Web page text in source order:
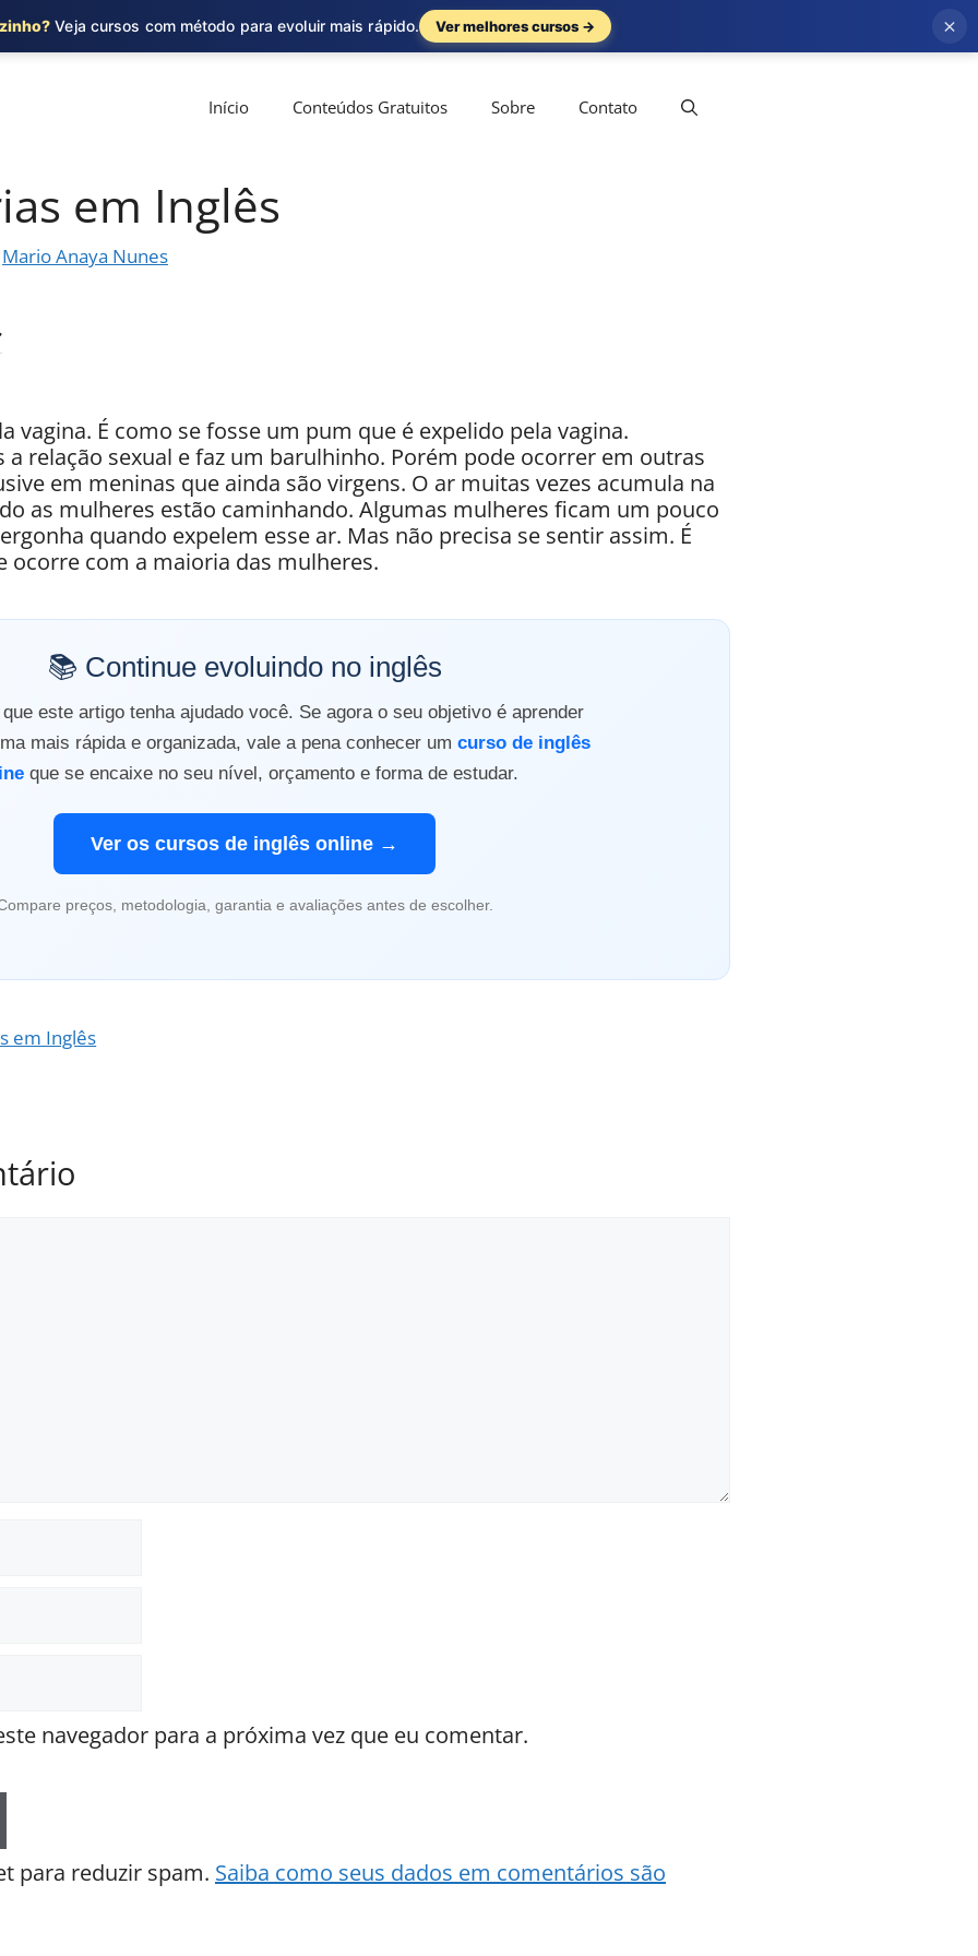
Início Conteúdos Gratuitos Sobre Contato
em Inglês
Mario Anaya Nunes
vagina. É como se fosse um pum que é expelido pela vagina.
relação sexual e faz um barulhinho. Porém pode ocorrer em outras
em meninas que ainda são virgens. O ar muitas vezes acumula na
as mulheres estão caminhando. Algumas mulheres ficam um pouco
quando expelem esse ar. Mas não precisa se sentir assim. É
ocorre com a maioria das mulheres.
📚 Continue evoluindo no inglês
este artigo tenha ajudado você. Se agora o seu objetivo é aprender
mais rápida e organizada, vale a pena conhecer um curso de inglês
que se encaixe no seu nível, orçamento e forma de estudar.
Ver os cursos de inglês online →
preços, metodologia, garantia e avaliações antes de escolher.
em Inglês
navegador para a próxima vez que eu comentar.
para reduzir spam. Saiba como seus dados em comentários são
Veja cursos com método para evoluir mais rápido. Ver melhores cursos → ×